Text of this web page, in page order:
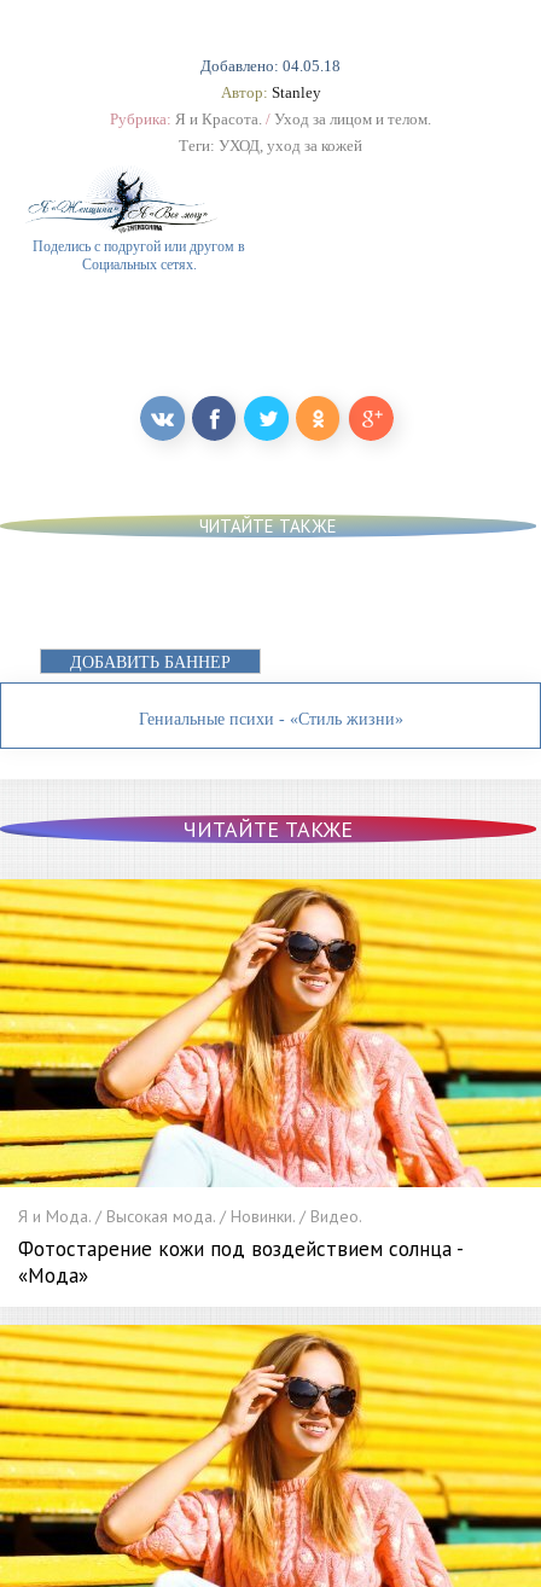
Добавлено: 04.05.18
Автор: Stanley
Рубрика: Я и Красота. / Уход за лицом и телом.
Теги: УХОД, уход за кожей
Поделись с подругой или другом в
Социальных сетях.
ЧИТАЙТЕ ТАКЖЕ
ДОБАВИТЬ БАННЕР
Гениальные психи - «Стиль жизни»
ЧИТАЙТЕ ТАКЖЕ
Я и Мода. / Высокая мода. / Новинки. / Видео.
Фотостарение кожи под воздействием солнца -
«Мода»